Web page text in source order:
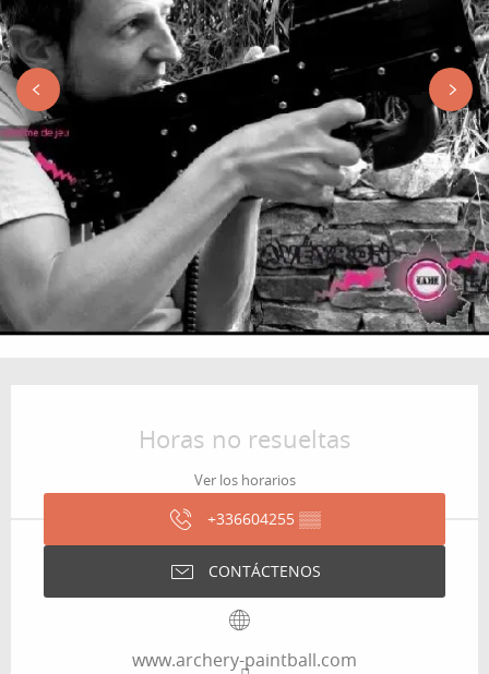
Horas no resueltas
Ver los horarios
+336604255 ▒▒
CONTÁCTENOS
www.archery-paintball.com